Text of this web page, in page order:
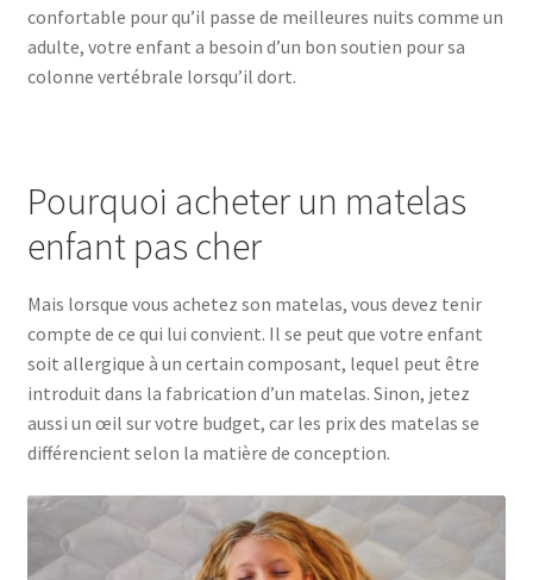
confortable pour qu’il passe de meilleures nuits comme un
adulte, votre enfant a besoin d’un bon soutien pour sa
colonne vertébrale lorsqu’il dort.
Pourquoi acheter un matelas
enfant pas cher
Mais lorsque vous achetez son matelas, vous devez tenir
compte de ce qui lui convient. Il se peut que votre enfant
soit allergique à un certain composant, lequel peut être
introduit dans la fabrication d’un matelas. Sinon, jetez
aussi un œil sur votre budget, car les prix des matelas se
différencient selon la matière de conception.